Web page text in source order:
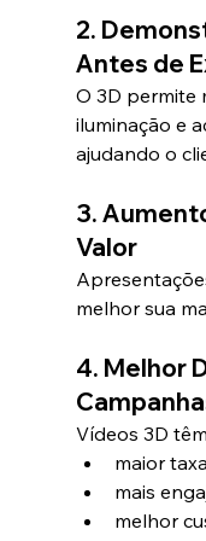
2.
Antes de
O 3D permite
iluminação e
ajudando o
3.
Valor
melhor sua
4. Melhor
Vídeos 3D
maior
mais
melhor